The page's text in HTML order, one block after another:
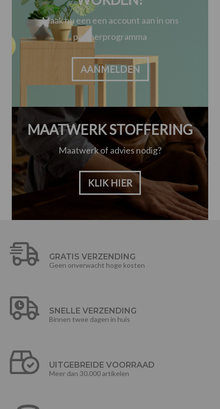
Maak nu een een account aan in ons
partnerprogramma
AANMELDEN
MAATWERK STOFFERING
Maatwerk of advies nodig?
KLIK HIER
GRATIS VERZENDING
Geen onverwacht hoge kosten
SNELLE VERZENDING
Binnen twee dagen in huis
UITGEBREIDE VOORRAAD
Meer dan 30.000 artikelen